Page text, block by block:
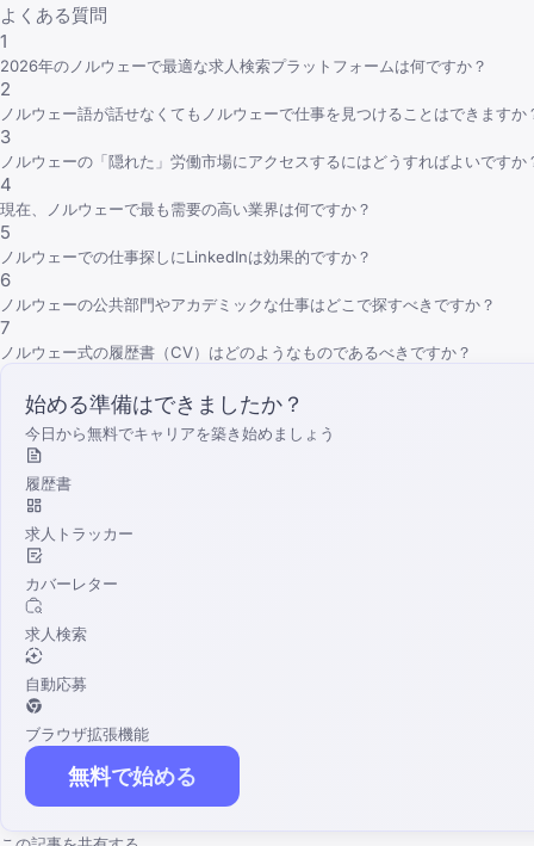
よくある質問
1
2026年のノルウェーで最適な求人検索プラットフォームは何ですか？
2
ノルウェー語が話せなくてもノルウェーで仕事を見つけることはできますか
3
ノルウェーの「隠れた」労働市場にアクセスするにはどうすればよいですか
4
現在、ノルウェーで最も需要の高い業界は何ですか？
5
ノルウェーでの仕事探しにLinkedInは効果的ですか？
6
ノルウェーの公共部門やアカデミックな仕事はどこで探すべきですか？
7
ノルウェー式の履歴書（CV）はどのようなものであるべきですか？
始める準備はできましたか？
今日から無料でキャリアを築き始めましょう
履歴書
求人トラッカー
カバーレター
求人検索
自動応募
ブラウザ拡張機能
無料で始める